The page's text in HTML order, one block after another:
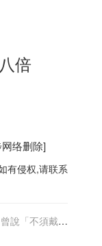
倍
网络删除]
有侵权,请联系
曾說「不須戴口